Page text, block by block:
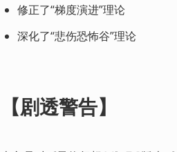
修正了“梯度演进”理论
深化了“悲伤恐怖谷”理论
【剧透警告】